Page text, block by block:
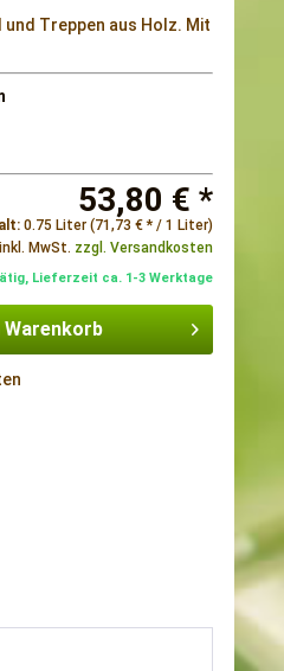
Treppen aus Holz. Mit
53,80 € *
0.75 Liter (71,73 € * / 1 Liter)
inkl. MwSt. zzgl. Versandkosten
Lieferzeit ca. 1-3 Werktage
Warenkorb